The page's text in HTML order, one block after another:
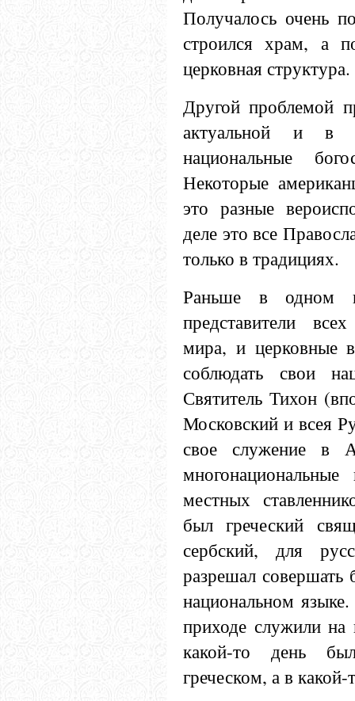
Получалось очень
строился храм, а
церковная структура.
Другой проблемой
актуальной и в
национальные
Некоторые
это разные
деле это все
только в традициях.
Раньше в одном
представители
мира, и церковные
соблюдать свои
Святитель Тихон
Московский и всея
свое служение в
местных
был греческий
сербский, для
разрешал совершать
национальном
приходе служили
какой-то день
греческом, а в